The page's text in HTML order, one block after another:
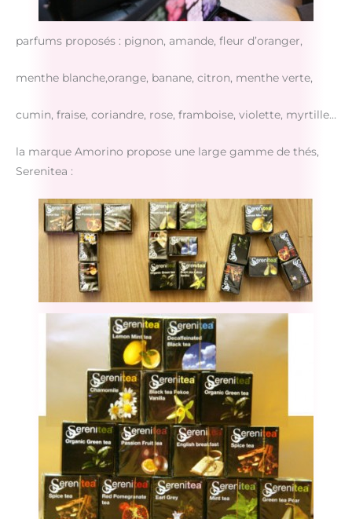
parfums proposés : pignon, amande, fleur d’oranger,
menthe blanche,orange, banane, citron, menthe verte,
cumin, fraise, coriandre, rose, framboise, violette, myrtille…
la marque Amorino propose une large gamme de thés,
Serenitea :